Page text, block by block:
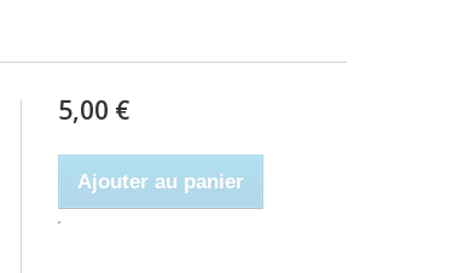
5,00 €
Ajouter au panier